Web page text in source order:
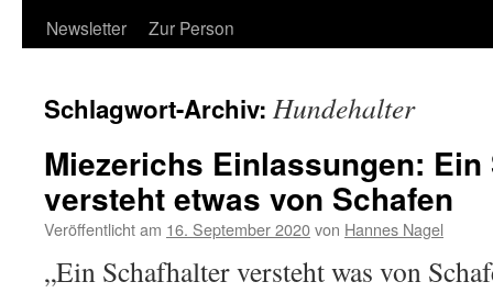
Newsletter
Zur Person
Schlagwort-Archiv: Hundehalter
Miezerichs Einlassungen:
versteht etwas von Schafen
Veröffentlicht am 16. September 2020von Hannes Nagel
„Ein Schafhalter versteht was von